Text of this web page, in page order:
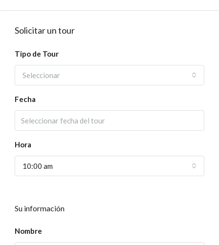
Solicitar un tour
Tipo de Tour
Seleccionar
Fecha
Hora
10:00 am
Su información
Nombre